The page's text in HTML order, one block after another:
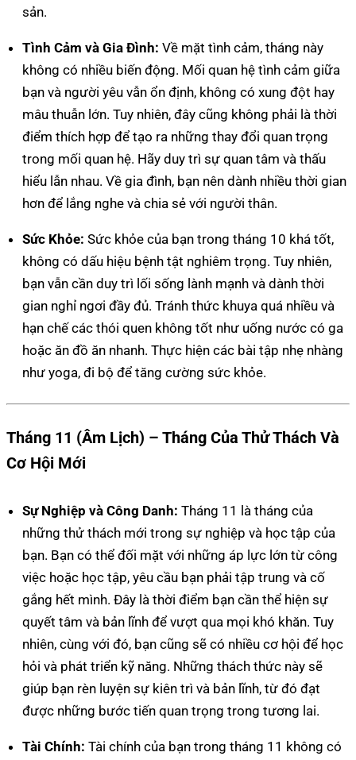
sản.
Tình Cảm và Gia Đình: Về mặt tình cảm, tháng này
không có nhiều biến động. Mối quan hệ tình cảm giữa
bạn và người yêu vẫn ổn định, không có xung đột hay
mâu thuẫn lớn. Tuy nhiên, đây cũng không phải là thời
điểm thích hợp để tạo ra những thay đổi quan trọng
trong mối quan hệ. Hãy duy trì sự quan tâm và thấu
hiểu lẫn nhau. Về gia đình, bạn nên dành nhiều thời gian
hơn để lắng nghe và chia sẻ với người thân.
Sức Khỏe: Sức khỏe của bạn trong tháng 10 khá tốt,
không có dấu hiệu bệnh tật nghiêm trọng. Tuy nhiên,
bạn vẫn cần duy trì lối sống lành mạnh và dành thời
gian nghỉ ngơi đầy đủ. Tránh thức khuya quá nhiều và
hạn chế các thói quen không tốt như uống nước có ga
hoặc ăn đồ ăn nhanh. Thực hiện các bài tập nhẹ nhàng
như yoga, đi bộ để tăng cường sức khỏe.
Tháng 11 (Âm Lịch) – Tháng Của Thử Thách Và
Cơ Hội Mới
Sự Nghiệp và Công Danh: Tháng 11 là tháng của
những thử thách mới trong sự nghiệp và học tập của
bạn. Bạn có thể đối mặt với những áp lực lớn từ công
việc hoặc học tập, yêu cầu bạn phải tập trung và cố
gắng hết mình. Đây là thời điểm bạn cần thể hiện sự
quyết tâm và bản lĩnh để vượt qua mọi khó khăn. Tuy
nhiên, cùng với đó, bạn cũng sẽ có nhiều cơ hội để học
hỏi và phát triển kỹ năng. Những thách thức này sẽ
giúp bạn rèn luyện sự kiên trì và bản lĩnh, từ đó đạt
được những bước tiến quan trọng trong tương lai.
Tài Chính: Tài chính của bạn trong tháng 11 không có